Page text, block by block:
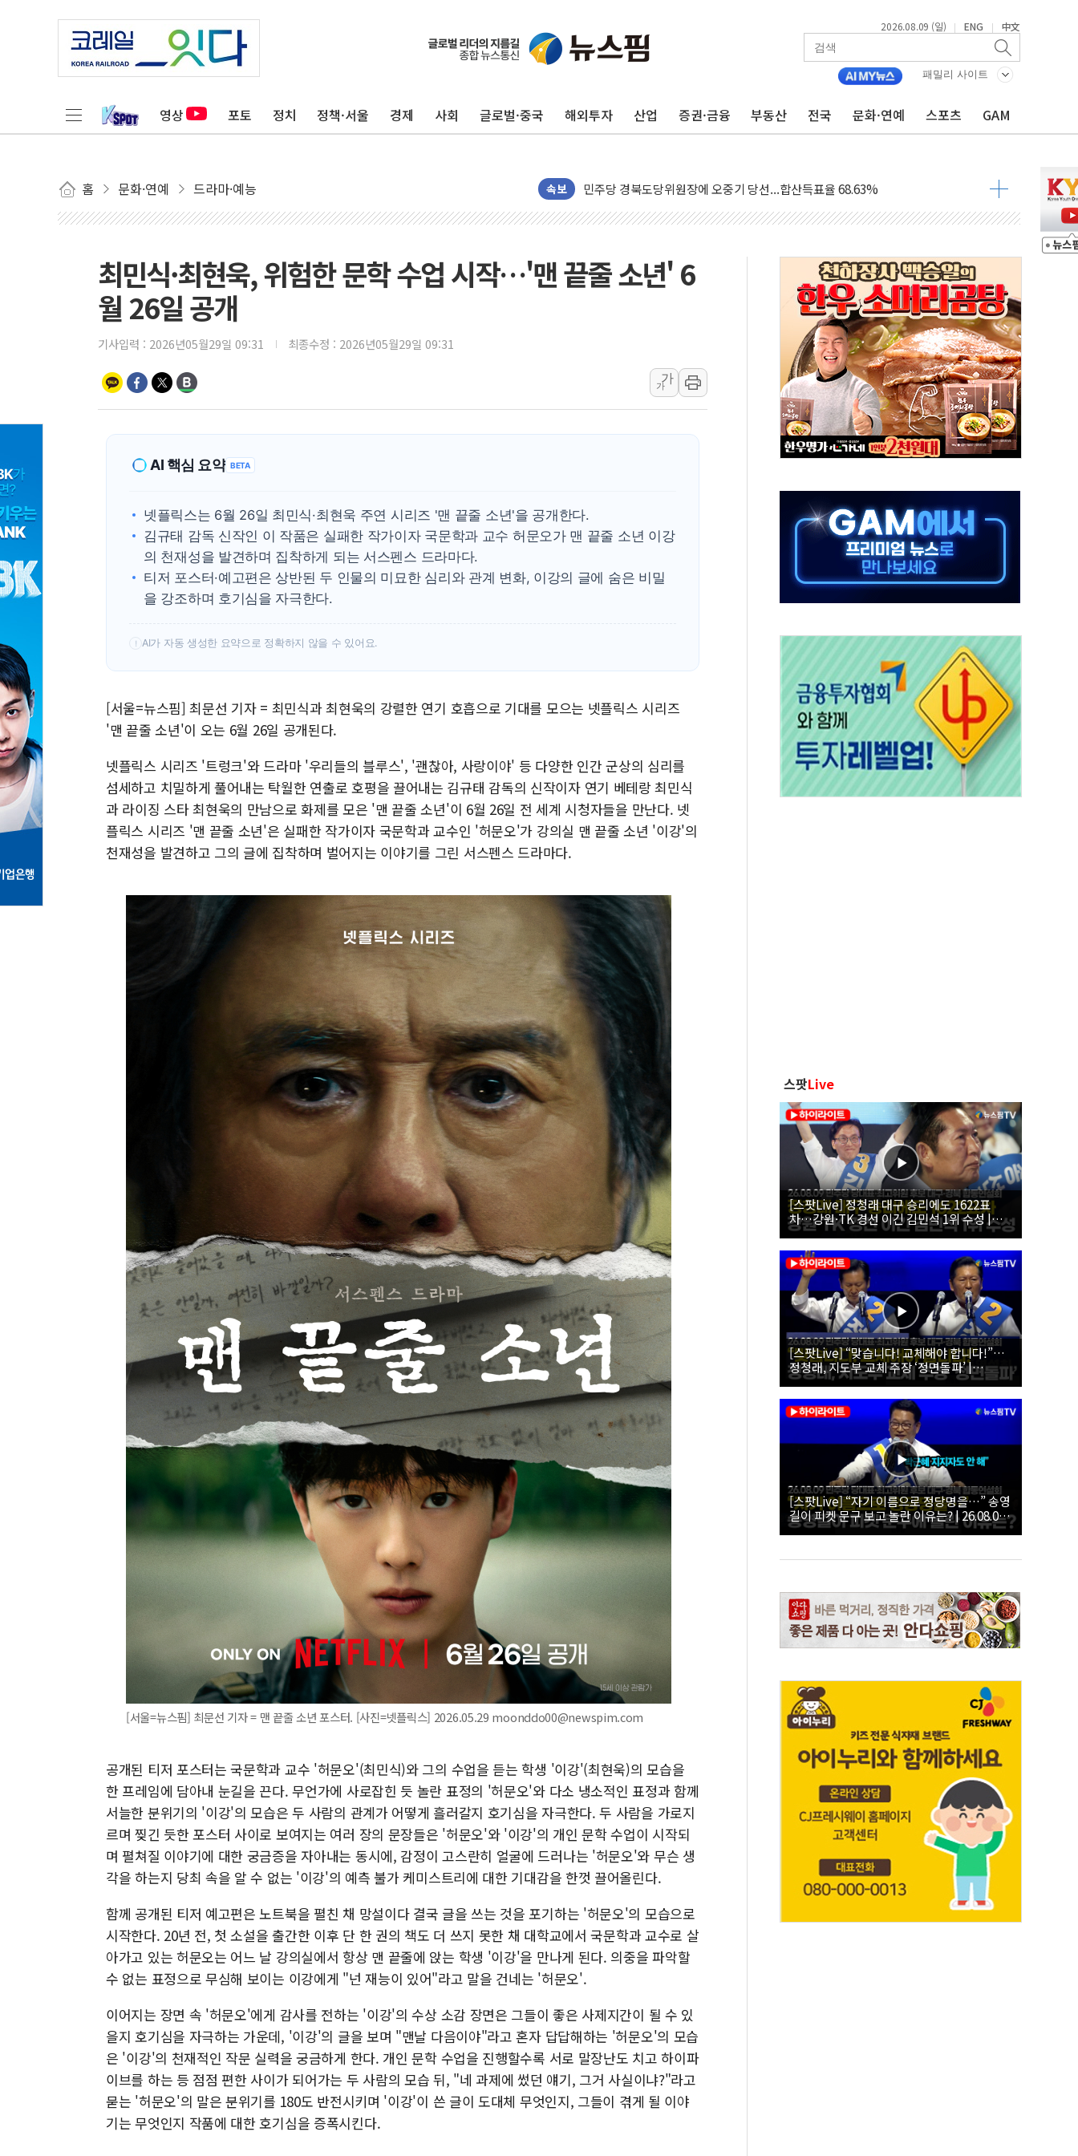
2026.08.09 (일) | ENG | 中文
패밀리 사이트
영상 포토 정치 정책·서울 경제 사회 글로벌·중국 해외투자 산업 증권·금융 부동산 전국 문화·연예 스포츠 GAM
홈 문화·연예 드라마·예능 속보
125mm 폭우 쏟아진 울진...'두천~하당'·'올미골교' 차량 통행 선제 제한
평택 진위면 공장서 질식사고 발생…작업자 1명 숨져
상주 낙동강 선착장 하류서 50대 숨진 채 발견...경찰, 조사 중
[종합] 김민석, 정청래에 누적 1.48%p 차 선두 유지...金 46.01% vs 鄭 44.53%
인천서 말다툼 중 어머니 살해 10대 구속…범행 후 반려견도 죽여
김민석, 강원·대구·경북 경선서 정청래에 승리…金 48.54% vs 鄭 44.40%
[속보] 민주, 경북 경선 결과 발표...김민석 47.37% 정청래 45.71% 송영길 6.92%
[속보] 민주, 대구 경선 결과 발표...정청래 47.82% 김민석 46.35% 송영길 5.83%
[속보] 민주, 강원 경선 결과 발표...김민석 50.30% 정청래 41.94% 송영길 7.76%
정재헌 CEO, SKT 장기고객 400명 맞이…"마음 잇는 시간 되길"
최태원, 노소영에 9440억 지급 확정되나…재상고 앞두고 막판 셈법
하나금융, 명동 소상공인에 '행복상자' 전달
인천시 광복절 현수막 '태극기 거꾸로' 논란…이틀만에 철거
병무청, 보충역 전면 손질… 예술·체육요원 최대 33% 감축
홈플러스發 대형마트 판매, 역대 최대폭 감소한 9.4%↓…유통업계 양극화 심화
'호우·산사태 주의보' 울진 시간당 30mm 강한 비...호우 피해 없어
최민식·최현욱, 위험한 문학 수업 시작…'맨 끝줄 소년' 6
월 26일 공개
기사입력 : 2026년05월29일 09:31 최종수정 : 2026년05월29일 09:31
가
가
AI 핵심 요약 BETA
넷플릭스는 6월 26일 최민식·최현욱 주연 시리즈 '맨 끝줄 소년'을 공개한다.
김규태 감독 신작인 이 작품은 실패한 작가이자 국문학과 교수 허문오가 맨 끝줄 소년 이강
의 천재성을 발견하며 집착하게 되는 서스펜스 드라마다.
티저 포스터·예고편은 상반된 두 인물의 미묘한 심리와 관계 변화, 이강의 글에 숨은 비밀
을 강조하며 호기심을 자극한다.
! AI가 자동 생성한 요약으로 정확하지 않을 수 있어요.
[서울=뉴스핌] 최문선 기자 = 최민식과 최현욱의 강렬한 연기 호흡으로 기대를 모으는 넷플릭스 시리즈
'맨 끝줄 소년'이 오는 6월 26일 공개된다.
넷플릭스 시리즈 '트렁크'​와 드라마 '우리들의 블루스', '괜찮아, 사랑이야' 등 다양한 인간 군상의 심리를
섬세하고 치밀하게 풀어내는 탁월한 연출로 호평을 끌어내는 김규태 감독의 신작이자 연기 베테랑 최민식
과 라이징 스타 최현욱의 만남으로 화제를 모은 '맨 끝줄 소년'이 6월 26일 전 세계 시청자들을 만난다. 넷
플릭스 시리즈 '맨 끝줄 소년'은 실패한 작가이자 국문학과 교수인 '허문오'가 강의실 맨 끝줄 소년 '이강'의
천재성을 발견하고 그의 글에 집착하며 벌어지는 이야기를 그린 서스펜스 드라마다.
[서울=뉴스핌] 최문선 기자 = 맨 끝줄 소년 포스터. [사진=넷플릭스] 2026.05.29 moonddo00@newspim.com
공개된 티저 포스터는 국문학과 교수 '허문오'(최민식)와 그의 수업을 듣는 학생 '이강'(최현욱)의 모습을
한 프레임에 담아내 눈길을 끈다. 무언가에 사로잡힌 듯 놀란 표정의 '허문오'와 다소 냉소적인 표정과 함께
서늘한 분위기의 '이강'의 모습은 두 사람의 관계가 어떻게 흘러갈지 호기심을 자극한다. 두 사람을 가로지
르며 찢긴 듯한 포스터 사이로 보여지는 여러 장의 문장들은 '허문오'와 '이강'의 개인 문학 수업이 시작되
며 펼쳐질 이야기에 대한 궁금증을 자아내는 동시에, 감정이 고스란히 얼굴에 드러나는 '허문오'와 무슨 생
각을 하는지 당최 속을 알 수 없는 '이강'의 예측 불가 케미스트리에 대한 기대감을 한껏 끌어올린다.
함께 공개된 티저 예고편은 노트북을 펼친 채 망설이다 결국 글을 쓰는 것을 포기하는 '허문오'의 모습으로
시작한다. 20년 전, 첫 소설을 출간한 이후 단 한 권의 책도 더 쓰지 못한 채 대학교에서 국문학과 교수로 살
아가고 있는 허문오는 어느 날 강의실에서 항상 맨 끝줄에 앉는 학생 '이강'을 만나게 된다. 의중을 파악할
수 없는 표정으로 무심해 보이는 이강에게 "넌 재능이 있어"​라고 말을 건네는 '허문오'.
이어지는 장면 속 '허문오'에게 감사를 전하는 '이강'의 수상 소감 장면은 그들이 좋은 사제지간이 될 수 있
을지 호기심을 자극하는 가운데, '이강'의 글을 보며 "맨날 다음이야"라고 혼자 답답해하는 '허문오'의 모습
은 '이강'의 천재적인 작문 실력을 궁금하게 한다. 개인 문학 수업을 진행할수록 서로 말장난도 치고 하이파
이브를 하는 등 점점 편한 사이가 되어가는 두 사람의 모습 뒤, "네 과제에 썼던 얘기, 그거 사실이냐?"라고
묻는 '허문오'의 말은 분위기를 180도 반전시키며 '이강'이 쓴 글이 도대체 무엇인지, 그들이 겪게 될 이야
기는 무엇인지 작품에 대한 호기심을 증폭시킨다.
스팟Live
[스팟Live] 정청래 대구 승리에도 1622표
차…강원·TK 경선 이긴 김민석 1위 수성 |
26.08.09 더불어민주당 당대표·최고위원 후
보 대구·경북 합동연설회
[스팟Live] “맞습니다! 교체해야 합니다!”…
정청래, 지도부 교체 주장 ‘정면돌파’ |
26.08.09 더불어민주당 당대표·최고위원 후
보 대구·경북 합동연설회
[스팟Live] “자기 이름으로 정당명을…” 송영
길이 피켓 문구 보고 놀란 이유는? | 26.08.09
더불어민주당 당대표·최고위원 후보 대구·경